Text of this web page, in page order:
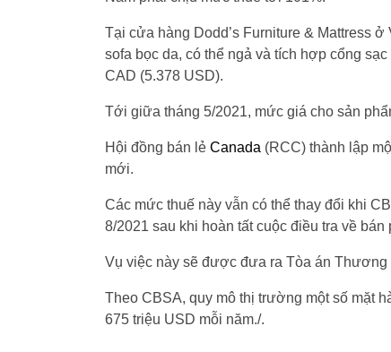
Tại cửa hàng Dodd’s Furniture & Mattress
sofa bọc da, có thể ngả và tích hợp cổng
CAD (5.378 USD).
Tới giữa tháng 5/2021, mức giá cho sản
Hội đồng bán lẻ Canada (RCC) thành lập
mới.
Các mức thuế này vẫn có thể thay đổi khi
8/2021 sau khi hoàn tất cuộc điều tra về bán
Vụ việc này sẽ được đưa ra Tòa án Thương
Theo CBSA, quy mô thị trường một số mặt
675 triệu USD mỗi năm./.